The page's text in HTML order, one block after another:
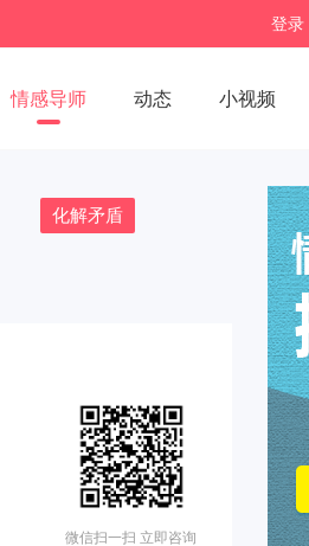
登录
情感导师 动态 小视频
化解矛盾
微信扫一扫 立即咨询